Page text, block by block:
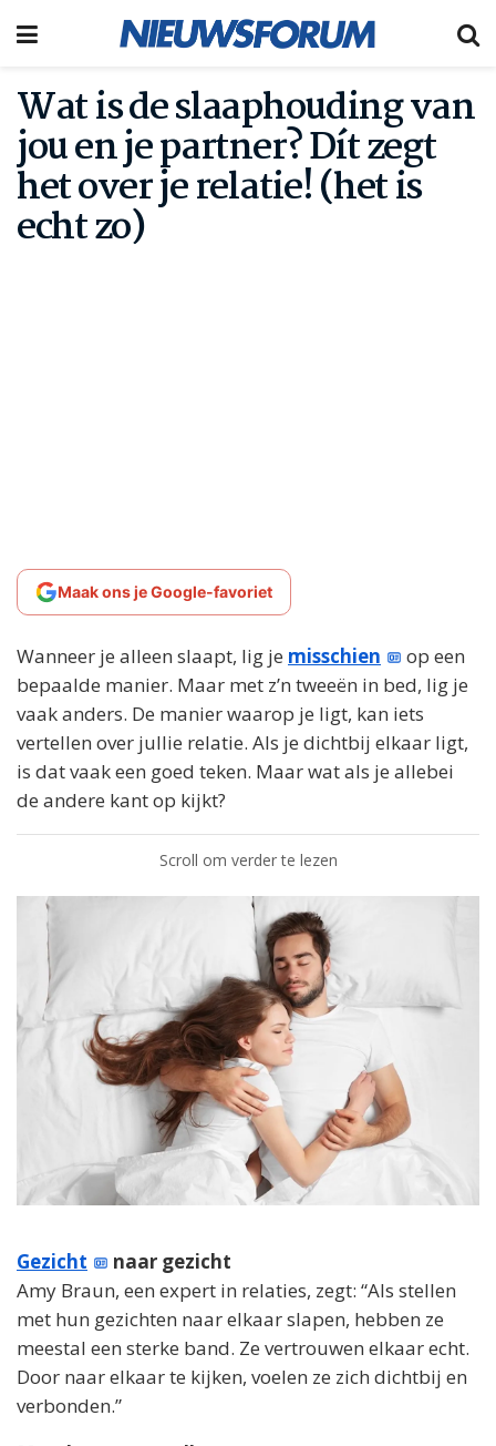
Wat is de slaaphouding van
jou en je partner? Dít zegt
het over je relatie! (het is
echt zo)
Maak ons je Google-favoriet
Wanneer je alleen slaapt, lig je misschien
op een
bepaalde manier. Maar met z’n tweeën in bed, lig je
vaak anders. De manier waarop je ligt, kan iets
vertellen over jullie relatie. Als je dichtbij elkaar ligt,
is dat vaak een goed teken. Maar wat als je allebei
de andere kant op kijkt?
Scroll om verder te lezen
Gezicht
naar gezicht
Amy Braun, een expert in relaties, zegt: “Als stellen
met hun gezichten naar elkaar slapen, hebben ze
meestal een sterke band. Ze vertrouwen elkaar echt.
Door naar elkaar te kijken, voelen ze zich dichtbij en
verbonden.”